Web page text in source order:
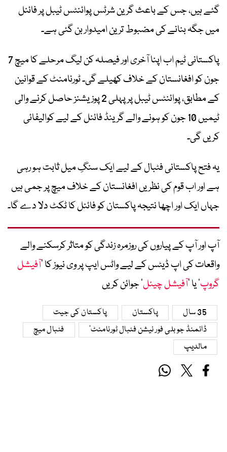
گئے ہیں، جس کے باعث گرین شرٹس پوائنٹس ٹیبل پر فائنل
میں جگہ بنانے کی مضبوط ترین امیدوار بن گئی ہے۔
پاکستانی ٹیم اب اپنا آخری اور فیصلہ کن لیگ مرحلے کا میچ 7
جون کو افغانستان کے خلاف کھیلے گی۔ ٹورنامنٹ کے قوانین
کے مطابق، پوائنٹس ٹیبل پر پہلی 2 پوزیشنز حاصل کرنے والی
ٹیمیں 10 جون کو ہونے والے گرینڈ فائنل کے لیے کوالیفائی
کریں گی۔
یہ فتح پاکستانی فٹبال کے لیے ایک سنگِ میل ثابت ہو رہی
ہے اور اب قوم کی نظریں افغانستان کے خلاف میچ پر جمی ہیں
جہاں ایک اور اچھا نتیجہ پاکستان کو فائنل کا ٹکٹ دلا دے گا۔
آپ اور آپ کے پیاروں کی روزمرہ زندگی کو متاثر کرسکنے والے
واقعات کی اپ ڈیٹس کے لیے واٹس ایپ پر وی نیوز کا ’آفیشل
گروپ‘ یا ’آفیشل چینل‘ جوائن کریں
35 سال پاکستان
پاکستان کی جیت
ڈائمنڈ جوبلی فور نیشن فٹبال ٹورنامنٹ‘
فٹبال میچ
مالدیپ